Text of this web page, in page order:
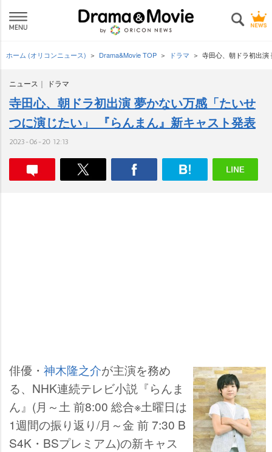
ホーム (オリコンニュース) Drama&Movie TOP ドラマ 寺田心、朝ドラ初出演
ニュース ドラマ
寺田心、朝ドラ初出演 夢かない万感「たいせ
つに演じたい」 『らんまん』新キャスト発表
2023-06-20 12:13
俳優・ 神木隆之介が主演を務め
る、NHK連続テレビ小説『らんま
ん』(月～土 前8:00 総合※土曜日は
1週間の振り返り/月～金 前 7:30 B
S4K・BSプレミアム)の新キャス